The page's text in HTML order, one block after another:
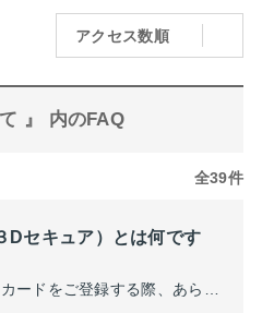
アクセス数順
』 内のFAQ
全39件
Dセキュア）とは何です